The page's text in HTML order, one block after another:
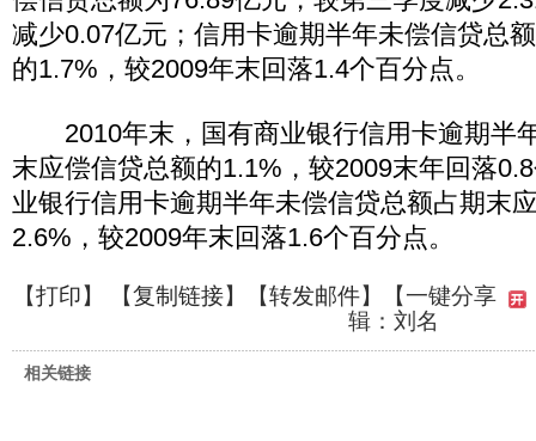
减少0.07亿元；信用卡逾期半年未偿信贷总
的1.7%，较2009年末回落1.4个百分点。
2010年末，国有商业银行信用卡逾期半
末应偿信贷总额的1.1%，较2009末年回落
业银行信用卡逾期半年未偿信贷总额占期末
2.6%，较2009年末回落1.6个百分点。
【打印】 【复制链接】【转发邮件】
【一键分享
辑：刘名
相关链接